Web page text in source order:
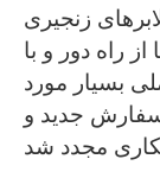
زنجیری
راه دور و با
بسیار مورد
جدید و